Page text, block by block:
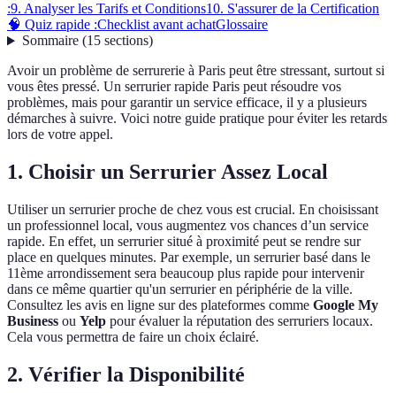
:9. Analyser les Tarifs et Conditions10. S'assurer de la Certification
🧠 Quiz rapide :Checklist avant achatGlossaire
Sommaire(15 sections)
Avoir un problème de serrurerie à Paris peut être stressant, surtout si
vous êtes pressé. Un serrurier rapide Paris peut résoudre vos
problèmes, mais pour garantir un service efficace, il y a plusieurs
démarches à suivre. Voici notre guide pratique pour éviter les retards
lors de votre appel.
1. Choisir un Serrurier Assez Local
Utiliser un serrurier proche de chez vous est crucial. En choisissant
un professionnel local, vous augmentez vos chances d’un service
rapide. En effet, un serrurier situé à proximité peut se rendre sur
place en quelques minutes. Par exemple, un serrurier basé dans le
11ème arrondissement sera beaucoup plus rapide pour intervenir
dans ce même quartier qu'un serrurier en périphérie de la ville.
Consultez les avis en ligne sur des plateformes comme Google My
Business ou Yelp pour évaluer la réputation des serruriers locaux.
Cela vous permettra de faire un choix éclairé.
2. Vérifier la Disponibilité